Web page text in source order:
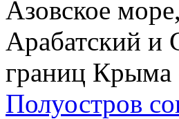
Азовское
Арабатский и
границ Крыма
Полуостров